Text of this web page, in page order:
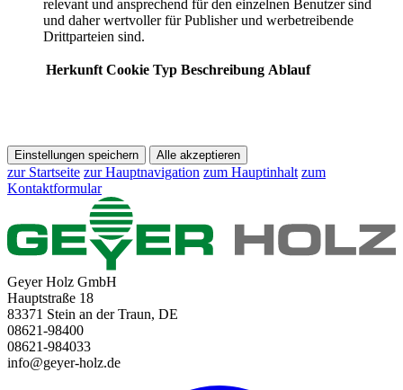
relevant und ansprechend für den einzelnen Benutzer sind
und daher wertvoller für Publisher und werbetreibende
Drittparteien sind.
Herkunft Cookie Typ Beschreibung Ablauf
Einstellungen speichern Alle akzeptieren
zur Startseite zur Hauptnavigation zum Hauptinhalt zum
Kontaktformular
Geyer Holz GmbH
Hauptstraße 18
83371 Stein an der Traun, DE
08621-98400
08621-984033
info@geyer-holz.de